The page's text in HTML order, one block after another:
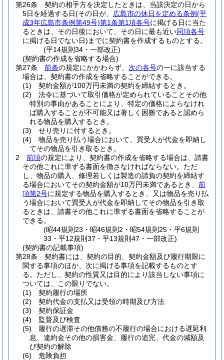
第26条
契約の相手方を決定したときは、当該決定の日から
5日を経過する日(その日が、 広島市の休日を定める条例(平
成3年広島市条例第49号)第1条第1項各号に掲げる日に当た
るときは、その日後において、その日に最も近い同項各号
に掲げる日でない日) までに契約書を作成するものとする。
(平14規則34・一部改正)
(契約書の作成を省略する場合)
第27条
前条の規定にかかわらず、 次の各号の一に該当する
場合は、契約書の作成を省略することができる。
(1)
契約金額が100万円未満の契約を締結するとき。
(2)
法令に基づいて取引価格が定められていることその他
特別の事由があることにより、特定の価格によらなけれ
ば購入することが不可能又は著しく困難であると認めら
れる物品を購入するとき。
(3)
せり売りに付するとき。
(4)
物品を売り払う場合において、買受人が代金を即納し
てその物品を引き取るとき。
2
前項の規定により、契約書の作成を省略する場合は、請書
その他これに準ずる書面を徴さなければならない。 ただ
し、物品の購入、修理若しくは製造の請負の契約を締結す
る場合においてその契約金額が10万円未満であるとき、 前
項第2号に規定する物品を購入するとき、又は物品を売り払
う場合において買受人が代金を即納してその物品を引き取
るときは、請書その他これに準ずる書面を省略することが
できる。
(昭44規則23・昭46規則2・昭54規則25・平6規則
33・平12規則37・平13規則47・一部改正)
(契約書の記載事項)
第28条
契約書には、契約の目的、契約金額及び履行期限に
関する事項のほか、次に掲げる事項を記載するものとす
る。 ただし、契約の性質又は目的により該当しない事項に
ついては、この限りでない。
(1)
契約履行の場所
(2)
契約代金の支払又は受領の時期及び方法
(3)
契約保証金
(4)
監督及び検査
(5)
履行の遅滞その他債務の不履行の場合における遅延利
息、違約金その他の損害金、履行の追完、代金の減額及
び契約の解除
(6)
危険負担